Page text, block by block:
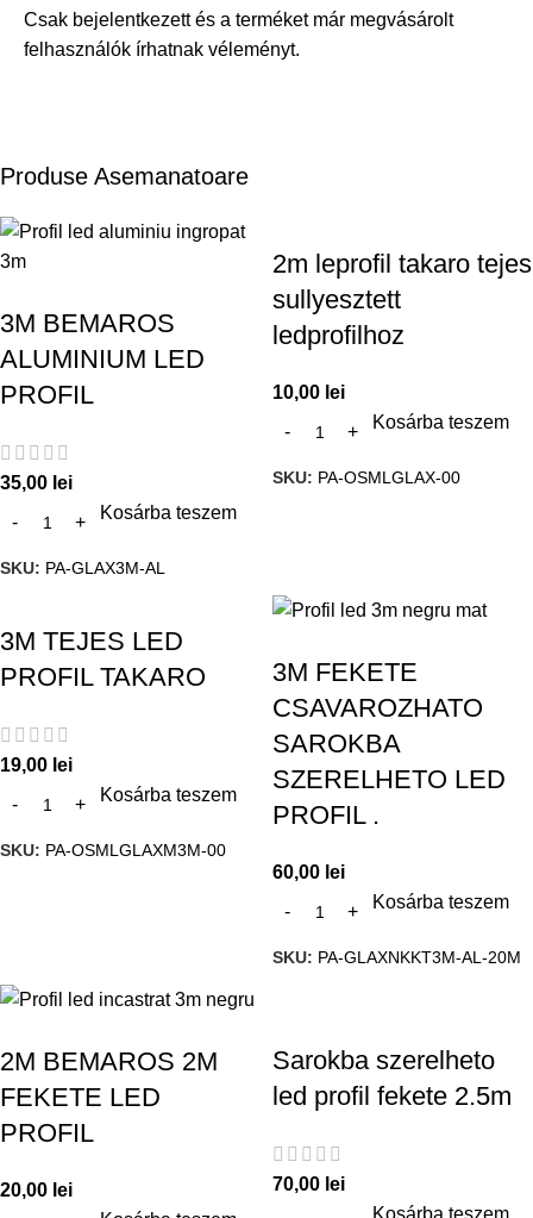
Csak bejelentkezett és a terméket már megvásárolt
felhasználók írhatnak véleményt.
Produse Asemanatoare
3M BEMAROS
ALUMINIUM LED
PROFIL
35,00 lei
Kosárba teszem
SKU: PA-GLAX3M-AL
2m leprofil takaro tejes
sullyesztett
ledprofilhoz
10,00 lei
Kosárba teszem
SKU: PA-OSMLGLAX-00
3M TEJES LED
PROFIL TAKARO
19,00 lei
Kosárba teszem
SKU: PA-OSMLGLAXM3M-00
3M FEKETE
CSAVAROZHATO
SAROKBA
SZERELHETO LED
PROFIL .
60,00 lei
Kosárba teszem
SKU: PA-GLAXNKKT3M-AL-20M
2M BEMAROS 2M
FEKETE LED
PROFIL
20,00 lei
Sarokba szerelheto
led profil fekete 2.5m
70,00 lei
Kosárba teszem